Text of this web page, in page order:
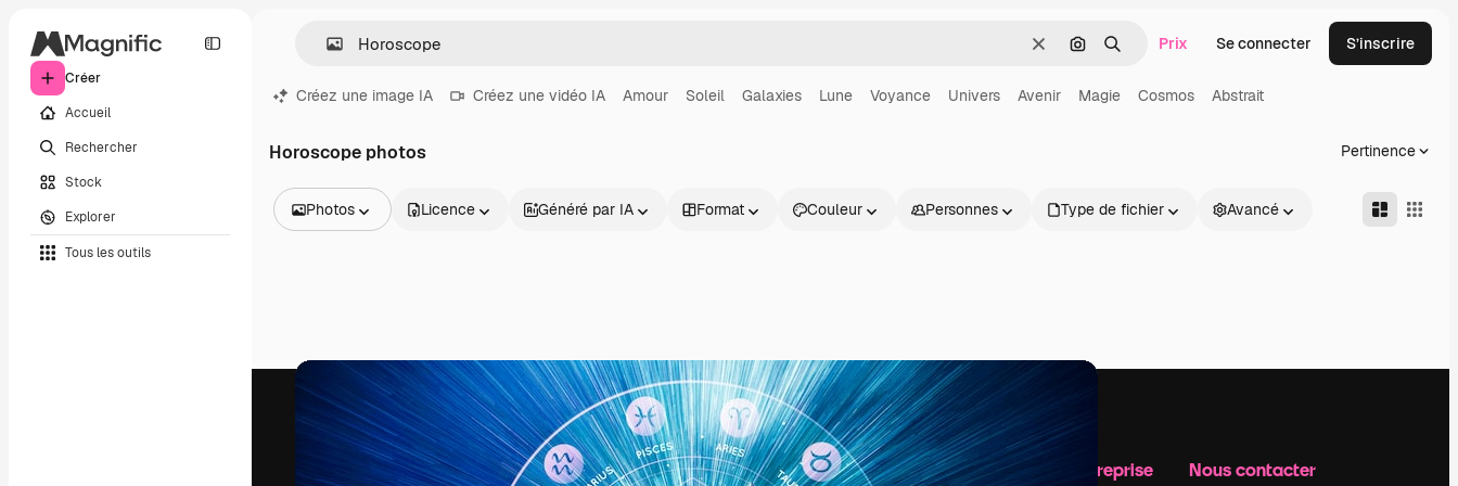
Créer
Accueil
Rechercher
Stock
Explorer
Tous les outils
EffacerRechercher par image
Rechercher
Prix Se connecter S’inscrire
Créez une image IA Créez une vidéo IA Amour Soleil Galaxies Lune Voyance Univers Avenir Magie Cosmos Abstrait
Horoscope photos Pertinence
Photos
Vidéos
Clips de vidéo
Graphiques animés
Templates vidéos
Polices
Licence Généré par IA Format Couleur Personnes Type de fichier Avancé
Produits Commencer Notre entreprise Nous contacter